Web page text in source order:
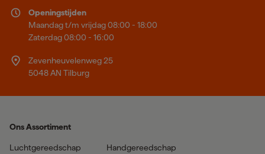
Openingstijden
Maandag t/m vrijdag 08:00 - 18:00
Zaterdag 08:00 - 16:00
Zevenheuvelenweg 25
5048 AN Tilburg
Ons Assortiment
Luchtgereedschap
Handgereedschap